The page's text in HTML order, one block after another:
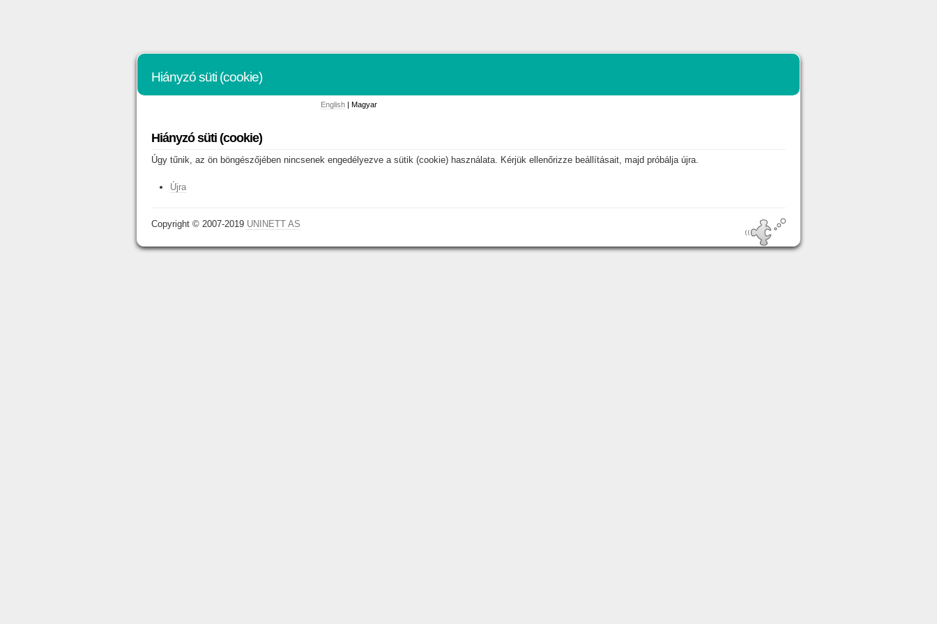
Hiányzó süti (cookie)
English| Magyar
Hiányzó süti (cookie)
Úgy tűnik, az ön böngészőjében nincsenek engedélyezve a sütik (cookie) használata. Kérjük ellenőrizze beállításait, majd próbálja újra.
Újra
Copyright © 2007-2019 UNINETT AS